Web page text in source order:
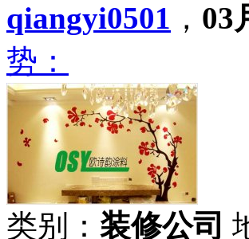
qiangyi0501 ， 03
势：
类别： 装修公司